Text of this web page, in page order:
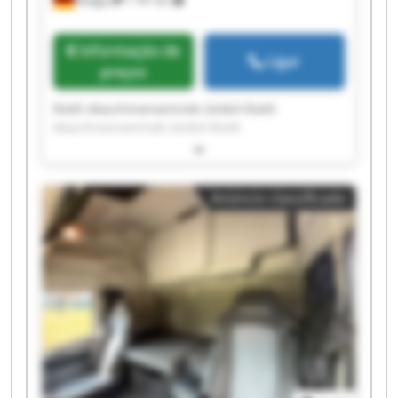
Informação de
preços
Ligar
Maschinenvertrieb GmbH Rieth
Maschinenvertrieb GmbH Rieth
Maschinenvertrieb GmbH Rieth
Maschinenvertrieb GmbH Rieth
Maschinenvertrieb GmbH Rieth
Maschinenvertrieb GmbH Rieth
Maschinenvertrieb GmbH Rieth
Maschinenvertrieb GmbH Rieth
Maschinenvertrieb GmbH Rieth
Maschinenvertrieb GmbH Rieth
Maschinenvertrieb GmbH Rieth
Maschinenvertrieb GmbH Rieth
Maschinenvertrieb GmbH Rieth